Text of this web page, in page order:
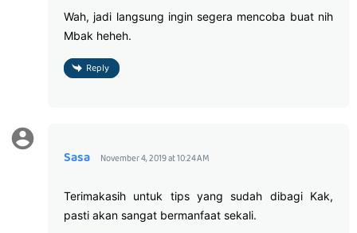
Wah, jadi langsung ingin segera mencoba buat nih
Mbak heheh.
Reply
Sasa November 4, 2019 at 10:24 AM
Terimakasih untuk tips yang sudah dibagi Kak,
pasti akan sangat bermanfaat sekali.